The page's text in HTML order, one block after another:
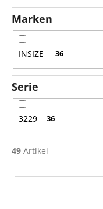
e
r
u
n
g
Marken
INSIZE 36
Serie
3229 36
49 Artikel
L